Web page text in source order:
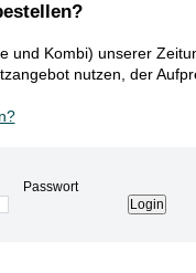
und Kombi) unserer
nutzen, der
Passwort